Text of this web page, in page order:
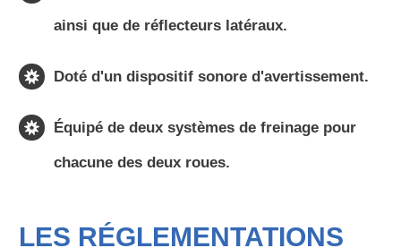
ainsi que de réflecteurs latéraux.
Doté d'un dispositif sonore d'avertissement.
Équipé de deux systèmes de freinage pour
chacune des deux roues.
LES RÉGLEMENTATIONS